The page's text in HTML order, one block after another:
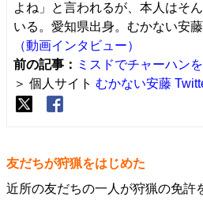
よね」と言われるが、本人はそ
いる。愛知県出身。むかない安藤
（動画インタビュー）
前の記事： ミスドでチャーハン
＞ 個人サイト むかない安藤
友だちが狩猟をはじめた
近所の友だちの一人が狩猟の免許